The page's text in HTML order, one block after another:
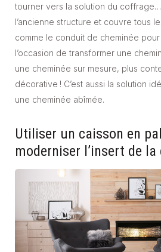
tourner vers la solution du
l’ancienne structure et couvre tous
comme le conduit de cheminée pour
l’occasion de transformer une
une cheminée sur mesure, plus
décorative ! C’est aussi la solution
une cheminée abîmée.
Utiliser un caisson en
moderniser l’insert de la